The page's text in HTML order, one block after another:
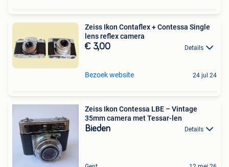
Zeiss Ikon Contaflex + Contessa Single
lens reflex camera
€ 3,00 Details
Bezoek website 24 jul 24
Zeiss Ikon Contessa LBE – Vintage
35mm camera met Tessar-len
Bieden Details